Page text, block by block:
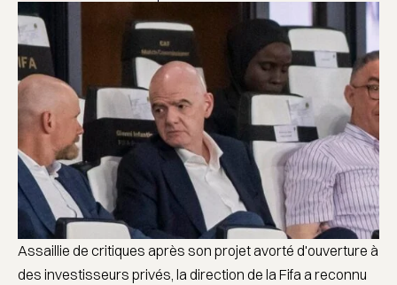
Assaillie de critiques après son projet avorté d'ouverture à
des investisseurs privés, la direction de la Fifa a reconnu